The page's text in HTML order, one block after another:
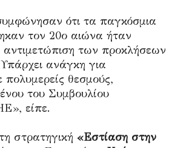
ότι τα παγκόσμια
τον 20ο αιώνα ήταν
των προκλήσεων
ανάγκη για
πολυμερείς θεσμούς,
του Συμβουλίου
είπε.
στρατηγική «Εστίαση στην